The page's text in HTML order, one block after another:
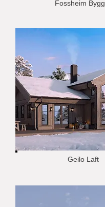
Fossheim Bygg
Geilo Laft